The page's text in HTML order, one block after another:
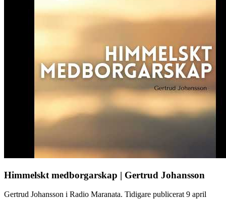
Himmelskt medborgarskap | Gertrud Johansson
Gertrud Johansson i Radio Maranata. Tidigare publicerat 9 april